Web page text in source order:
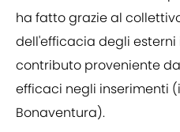
ha fatto grazie al
dell'efficacia degli esterni
contributo proveniente
efficaci negli inserimenti
Bonaventura).